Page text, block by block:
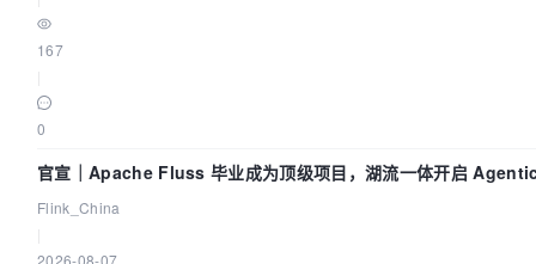
167
0
官宣｜Apache Fluss 毕业成为顶级项目，湖流一体开启
实时化时代
Flink_China
2026-08-07